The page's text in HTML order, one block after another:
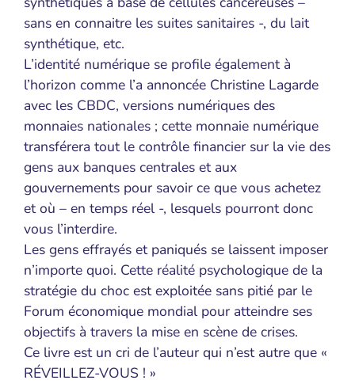
sans en connaitre les suites sanitaires -, du lait
synthétique, etc.
L’identité numérique se profile également à
l’horizon comme l’a annoncée Christine Lagarde
avec les CBDC, versions numériques des
monnaies nationales ; cette monnaie numérique
transférera tout le contrôle financier sur la vie des
gens aux banques centrales et aux
gouvernements pour savoir ce que vous achetez
et où – en temps réel -, lesquels pourront donc
vous l’interdire.
Les gens effrayés et paniqués se laissent imposer
n’importe quoi. Cette réalité psychologique de la
stratégie du choc est exploitée sans pitié par le
Forum économique mondial pour atteindre ses
objectifs à travers la mise en scène de crises.
Ce livre est un cri de l’auteur qui n’est autre que «
RÉVEILLEZ-VOUS ! »